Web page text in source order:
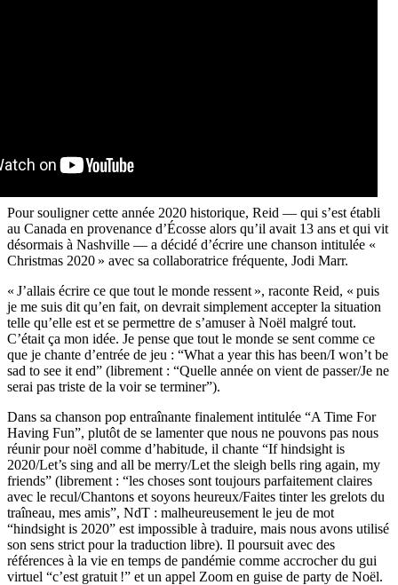
Pour souligner cette année 2020 historique, Reid — qui s’est établi
au Canada en provenance d’Écosse alors qu’il avait 13 ans et qui vit
désormais à Nashville — a décidé d’écrire une chanson intitulée «
Christmas 2020 » avec sa collaboratrice fréquente, Jodi Marr.
« J’allais écrire ce que tout le monde ressent », raconte Reid, « puis
je me suis dit qu’en fait, on devrait simplement accepter la situation
telle qu’elle est et se permettre de s’amuser à Noël malgré tout.
C’était ça mon idée. Je pense que tout le monde se sent comme ce
que je chante d’entrée de jeu : “What a year this has been/I won’t be
sad to see it end” (librement : “Quelle année on vient de passer/Je ne
serai pas triste de la voir se terminer”).
Dans sa chanson pop entraînante finalement intitulée “A Time For
Having Fun”, plutôt de se lamenter que nous ne pouvons pas nous
réunir pour noël comme d’habitude, il chante “If hindsight is
2020/Let’s sing and all be merry/Let the sleigh bells ring again, my
friends” (librement : “les choses sont toujours parfaitement claires
avec le recul/Chantons et soyons heureux/Faites tinter les grelots du
traîneau, mes amis”, NdT : malheureusement le jeu de mot
“hindsight is 2020” est impossible à traduire, mais nous avons utilisé
son sens strict pour la traduction libre). Il poursuit avec des
références à la vie en temps de pandémie comme accrocher du gui
virtuel “c’est gratuit !” et un appel Zoom en guise de party de Noël.